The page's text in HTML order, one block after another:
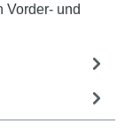
Vorder- und